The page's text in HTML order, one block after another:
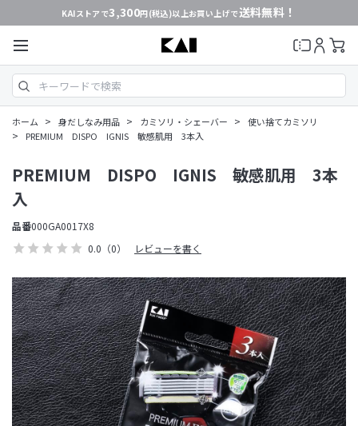
KAIストアで3,300円(税込)以上お買い上げで送料無料！
ホーム > 身だしなみ用品 > カミソリ・シェーバー > 使い捨てカミソリ
> PREMIUM DISPO IGNIS 敏感肌用 3本入
0.0 （0） レビューを書く
PREMIUM DISPO IGNIS 敏感肌用 3本
入
品番000GA0017X8